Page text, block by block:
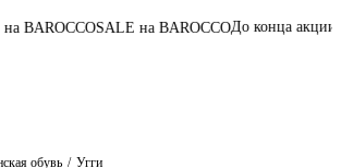
на BAROCCOДо конца акции04:08:14:27
обувь Угги